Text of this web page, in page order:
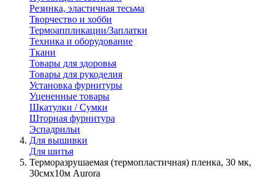
Резинка, эластичная тесьма
Творчество и хобби
Термоаппликации/Заплатки
Техника и оборудование
Ткани
Товары для здоровья
Товары для рукоделия
Установка фурнитуры
Уцененные товары
Шкатулки / Сумки
Шторная фурнитура
Эспадрильи
Для вышивки
Для шитья
Терморазрушаемая (термопластичная) пленка, 30 мк,
30смх10м Aurora